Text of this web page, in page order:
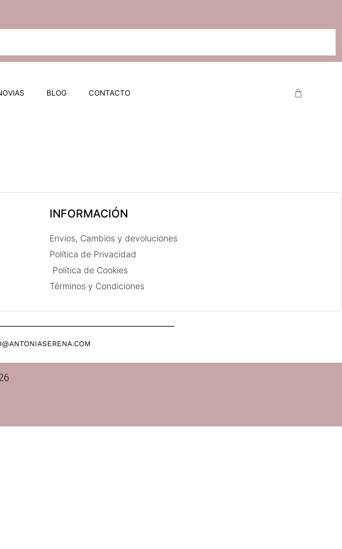
BLOG CONTACTO
INFORMACIÓN
Envios, Cambios y devoluciones
Política de Privacidad
Política de Cookies
Términos y Condiciones